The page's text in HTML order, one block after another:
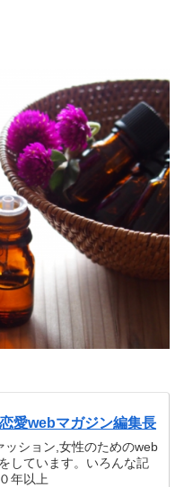
愛webマガジン編集長
ッション,女性のためのweb
しています。いろんな記
年以上